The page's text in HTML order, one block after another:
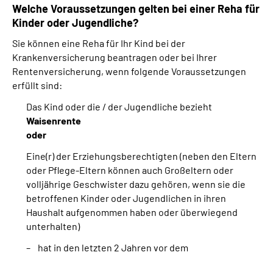
Welche Voraussetzungen gelten bei einer Reha für
Kinder oder Jugendliche?
Sie können eine Reha für Ihr Kind bei der
Krankenversicherung beantragen oder bei Ihrer
Rentenversicherung, wenn folgende Voraussetzungen
erfüllt sind:
Das Kind oder die / der Jugendliche bezieht
Waisenrente
oder
Eine(r) der Erziehungsberechtigten (neben den Eltern
oder Pflege-Eltern können auch Großeltern oder
volljährige Geschwister dazu gehören, wenn sie die
betroffenen Kinder oder Jugendlichen in ihren
Haushalt aufgenommen haben oder überwiegend
unterhalten)
hat in den letzten 2 Jahren vor dem